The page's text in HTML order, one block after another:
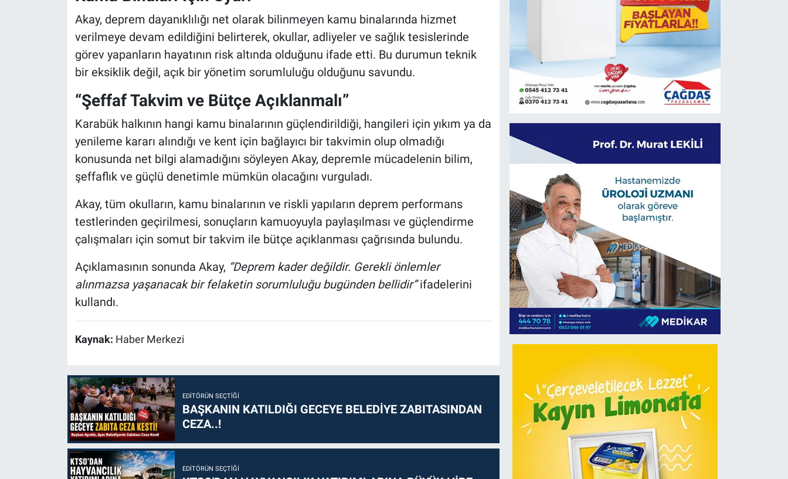
Akay, deprem dayanıklılığı net olarak bilinmeyen kamu binalarında hizmet
verilmeye devam edildiğini belirterek, okullar, adliyeler ve sağlık tesislerinde
görev yapanların hayatının risk altında olduğunu ifade etti. Bu durumun teknik
bir eksiklik değil, açık bir yönetim sorumluluğu olduğunu savundu.
“Şeffaf Takvim ve Bütçe Açıklanmalı”
Karabük halkının hangi kamu binalarının güçlendirildiği, hangileri için yıkım ya da
yenileme kararı alındığı ve kent için bağlayıcı bir takvimin olup olmadığı
konusunda net bilgi alamadığını söyleyen Akay, depremle mücadelenin bilim,
şeffaflık ve güçlü denetimle mümkün olacağını vurguladı.
Akay, tüm okulların, kamu binalarının ve riskli yapıların deprem performans
testlerinden geçirilmesi, sonuçların kamuoyuyla paylaşılması ve güçlendirme
çalışmaları için somut bir takvim ile bütçe açıklanması çağrısında bulundu.
Açıklamasının sonunda Akay, “Deprem kader değildir. Gerekli önlemler
alınmazsa yaşanacak bir felaketin sorumluluğu bugünden bellidir”ifadelerini
kullandı.
Kaynak: Haber Merkezi
EDITÖRÜN SEÇTIĞI
BAŞKANIN KATILDIĞI GECEYE BELEDİYE ZABITASINDAN
CEZA..!
EDITÖRÜN SEÇTIĞI